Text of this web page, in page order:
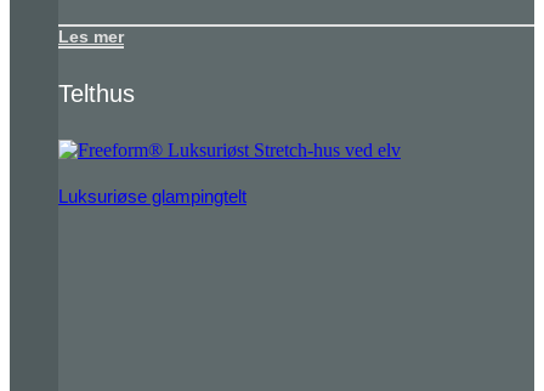
Les mer
Telthus
Luksuriøse glampingtelt